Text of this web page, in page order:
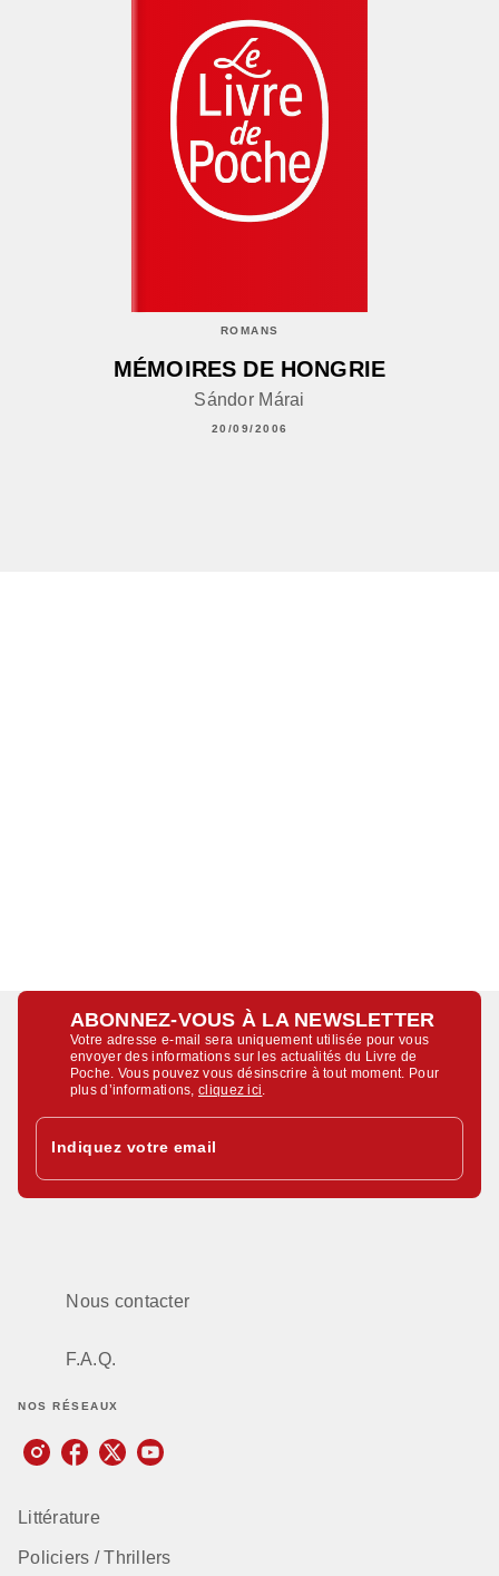
ROMANS
MÉMOIRES DE HONGRIE
Sándor Márai
20/09/2006
ABONNEZ-VOUS À LA NEWSLETTER
Votre adresse e-mail sera uniquement utilisée pour vous
envoyer des informations sur les actualités du Livre de
Poche. Vous pouvez vous désinscrire à tout moment. Pour
plus d’informations,cliquez ici
Indiquez votre email
Nous contacter
F.A.Q.
NOS RÉSEAUX
Littérature
Policiers / Thrillers